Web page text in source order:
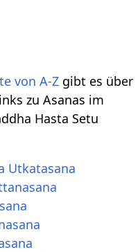
von A-Z gibt es über
zu Asanas im
Hasta Setu
Utkatasana